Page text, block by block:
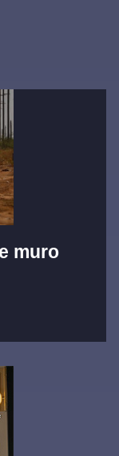
muro